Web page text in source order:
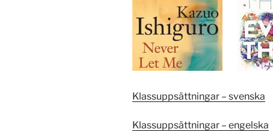
Klassuppsättningar – svenska
Klassuppsättningar – engelska